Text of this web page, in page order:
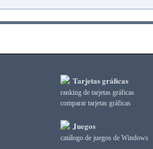
Tarjetas gráficas
ranking de tarjetas gráficas
comparar tarjetas gráficas
Juegos
catálogo de juegos de Windows